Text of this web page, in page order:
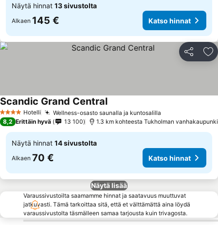
Näytä hinnat 13 sivustolta
Alkaen 145 € Katso hinnat
Jaa
4 Tähtiluokitus
Hotelli Wellness-osasto saunalla ja kuntosalilla
Scandic Grand Central
8,2 Erittäin hyvä 13 100 1.3 km kohteesta Tukholman vanhakaupunki
Näytä hinnat 14 sivustolta
Alkaen 70 € Katso hinnat
Näytä lisää
Varaussivustoilta saamamme hinnat ja saatavuus muuttuvat
jatkuvasti. Tämä tarkoittaa sitä, että et välttämättä aina löydä
varaussivustolta täsmälleen samaa tarjousta kuin trivagosta.